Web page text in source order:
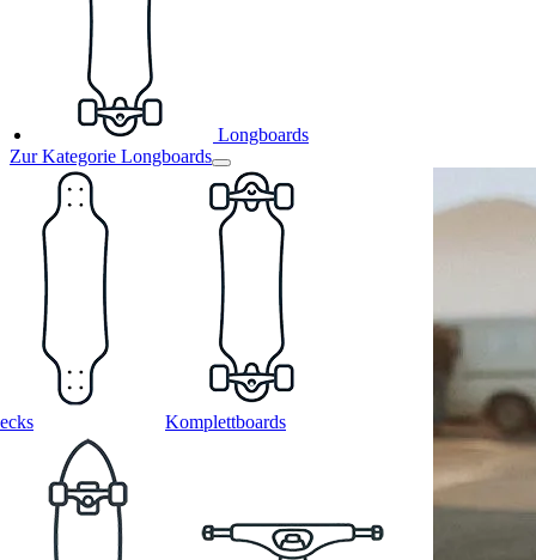
Longboards
Zur Kategorie Longboards
Komplettboards